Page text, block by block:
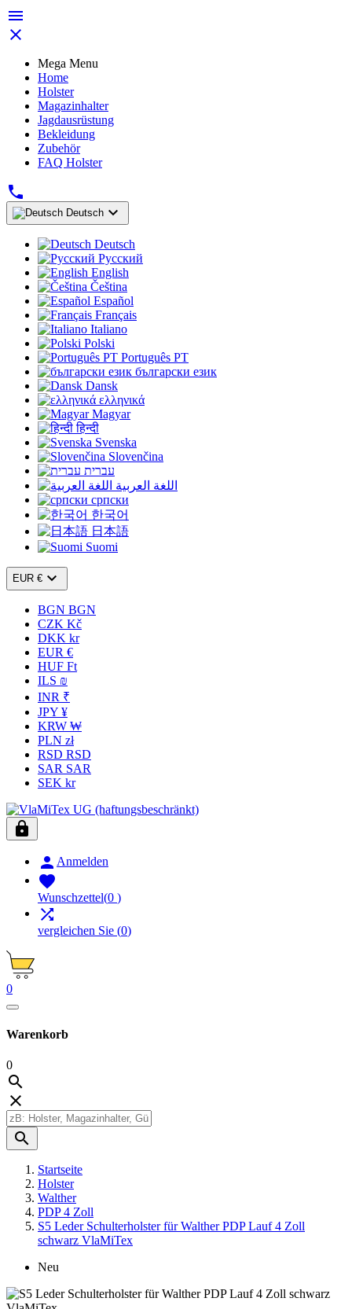


Mega Menu
Home
Holster
Magazinhalter
Jagdausrüstung
Bekleidung
Zubehör
FAQ Holster

Deutsch 
Deutsch
Русский
English
Čeština
Español
Français
Italiano
Polski
Português PT
български език
Dansk
ελληνικά
Magyar
हिन्दी
Svenska
Slovenčina
עברית
اللغة العربية
српски
한국어
日本語
Suomi
EUR € 
BGN BGN
CZK Kč
DKK kr
EUR €
HUF Ft
ILS ₪
INR ₹
JPY ¥
KRW ₩
PLN zł
RSD RSD
SAR SAR
SEK kr

 Anmelden

Wunschzettel(0 )

vergleichen Sie (0)
0
Warenkorb
0



Startseite
Holster
Walther
PDP 4 Zoll
S5 Leder Schulterholster für Walther PDP Lauf 4 Zoll
schwarz VlaMiTex
Neu